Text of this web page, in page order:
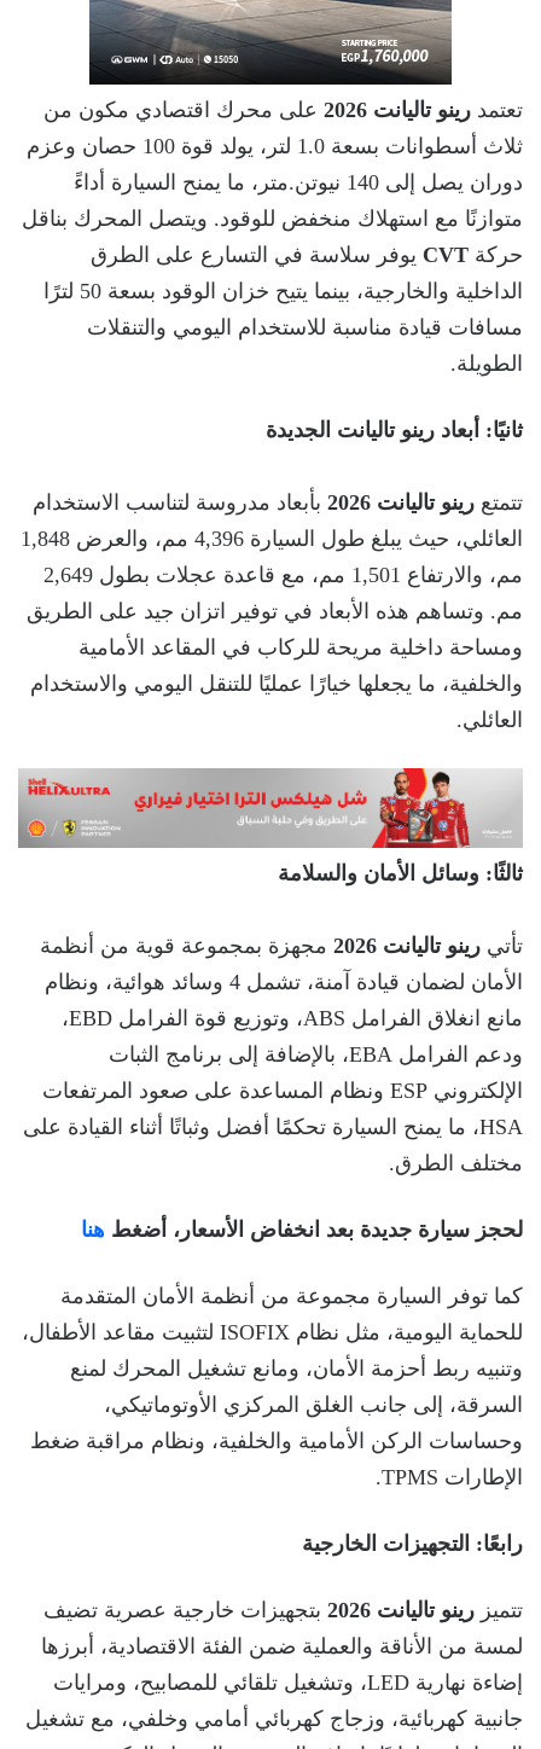
تعتمد رينو تاليانت 2026
على محرك اقتصادي مكون من
ثلاث أسطوانات بسعة 1.0 لتر، يولد قوة 100 حصان وعزم
دوران يصل إلى 140 نيوتن.متر، ما يمنح السيارة أداءً
متوازنًا مع استهلاك منخفض للوقود. ويتصل المحرك بناقل
حركة CVT يوفر سلاسة في التسارع على الطرق
الداخلية والخارجية، بينما يتيح خزان الوقود بسعة 50 لترًا
مسافات قيادة مناسبة للاستخدام اليومي والتنقلات
الطويلة.
ثانيًا: أبعاد رينو تاليانت الجديدة
تتمتع رينو تاليانت 2026
بأبعاد مدروسة لتناسب الاستخدام
العائلي، حيث يبلغ طول السيارة 4,396 مم، والعرض 1,848
مم، والارتفاع 1,501 مم، مع قاعدة عجلات بطول 2,649
مم. وتساهم هذه الأبعاد في توفير اتزان جيد على الطريق
ومساحة داخلية مريحة للركاب في المقاعد الأمامية
والخلفية، ما يجعلها خيارًا عمليًا للتنقل اليومي والاستخدام
العائلي.
ثالثًا: وسائل الأمان والسلامة
تأتي رينو تاليانت 2026
مجهزة بمجموعة قوية من أنظمة
الأمان لضمان قيادة آمنة، تشمل 4 وسائد هوائية، ونظام
مانع انغلاق الفرامل ABS، وتوزيع قوة الفرامل EBD،
ودعم الفرامل EBA، بالإضافة إلى برنامج الثبات
الإلكتروني ESP ونظام المساعدة على صعود المرتفعات
HSA، ما يمنح السيارة تحكمًا أفضل وثباتًا أثناء القيادة على
مختلف الطرق.
لحجز سيارة جديدة بعد انخفاض الأسعار، أضغط هنا
كما توفر السيارة مجموعة من أنظمة الأمان المتقدمة
للحماية اليومية، مثل نظام ISOFIX لتثبيت مقاعد الأطفال،
وتنبيه ربط أحزمة الأمان، ومانع تشغيل المحرك لمنع
السرقة، إلى جانب الغلق المركزي الأوتوماتيكي،
وحساسات الركن الأمامية والخلفية، ونظام مراقبة ضغط
الإطارات TPMS.
رابعًا: التجهيزات الخارجية
تتميز رينو تاليانت 2026
بتجهيزات خارجية عصرية تضيف
لمسة من الأناقة والعملية ضمن الفئة الاقتصادية، أبرزها
إضاءة نهارية LED، وتشغيل تلقائي للمصابيح، ومرايات
جانبية كهربائية، وزجاج كهربائي أمامي وخلفي، مع تشغيل